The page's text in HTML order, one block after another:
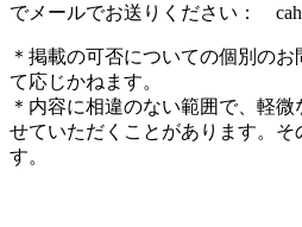
でメールでお送りください：
＊掲載の可否についての個別の
て応じかねます。
＊内容に相違のない範囲で、軽
せていただくことがあります。そ
す。